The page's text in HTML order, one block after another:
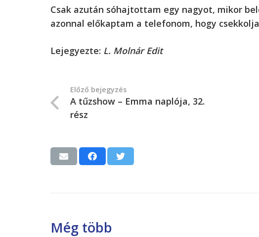
Csak azután sóhajtottam egy nagyot, mikor
azonnal előkaptam a telefonom, hogy
Lejegyezte: L. Molnár Edit
Előző bejegyzés
A tűzshow – Emma naplója, 32.
rész
Még több